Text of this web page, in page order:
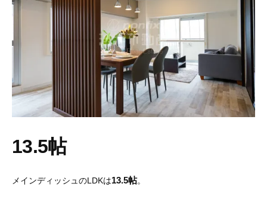
13.5帖
メインディッシュのLDKは13.5帖。